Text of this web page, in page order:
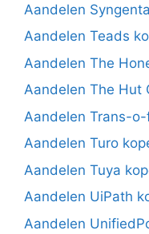
Aandelen
Aandelen Teads
Aandelen The
Aandelen The Hut
Aandelen Trans-
Aandelen Turo
Aandelen Tuya
Aandelen UiPath
Aandelen